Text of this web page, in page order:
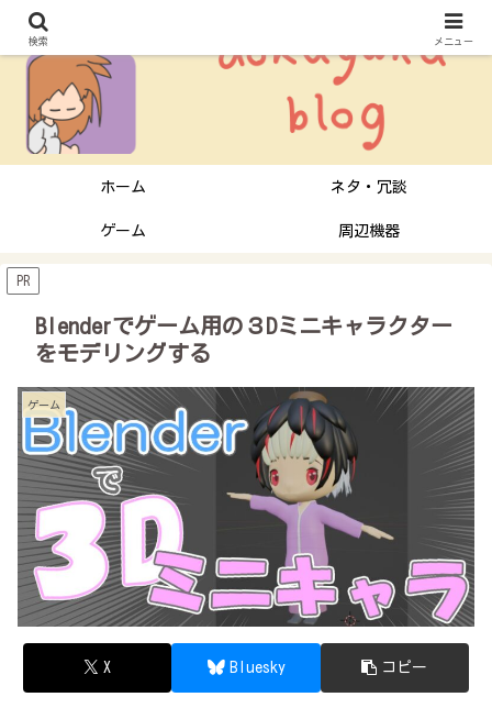
ホーム ネタ・冗談
ゲーム 周辺機器
PR
Blenderでゲーム用の３Dミニキャラクター
をモデリングする
ゲーム
X Bluesky コピー
検索 メニュー